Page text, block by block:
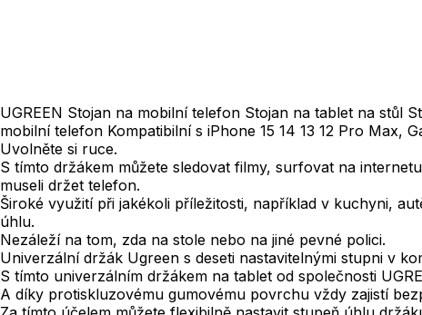
UGREEN Stojan na mobilní telefon Stojan na tablet na stůl
mobilní telefon Kompatibilní s iPhone 15 14 13 12 Pro Max,
Uvolněte si ruce.
S tímto držákem můžete sledovat filmy, surfovat na
museli držet telefon.
Široké využití při jakékoli příležitosti, například v kuchyni,
úhlu.
Nezáleží na tom, zda na stole nebo na jiné pevné polici.
Univerzální držák Ugreen s deseti nastavitelnými stupni v
S tímto univerzálním držákem na tablet od společnosti
A díky protiskluzovému gumovému povrchu vždy zajistí